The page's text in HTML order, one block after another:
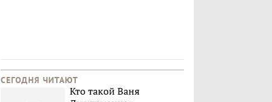
СЕГОДНЯ ЧИТАЮТ
Кто такой Ваня